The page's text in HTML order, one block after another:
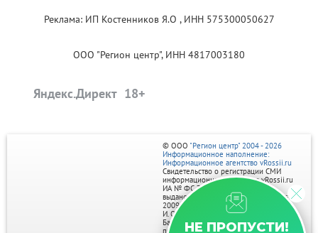
Реклама: ИП Костенников Я.О , ИНН 575300050627
ООО "Регион центр", ИНН 4817003180
Яндекс.Директ
НЕ ПРОПУСТИ!
© ООО "Регион центр" 2004 - 2026
Информационное наполнение:
Информационное агентство vRossii.ru
Свидетельство о регистрации СМИ
информационного агентства vRossii.ru
ИА № ФС 77‑35502
выдано РОСКОМНАДЗОРом 04 марта
2009г.
И. О. Главного редактора Нарыков А. Н.
Баннеры на портале размещаются на
правах рекламы.